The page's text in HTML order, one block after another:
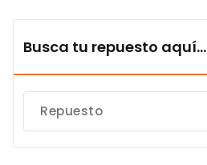
Busca tu repuesto aquí...